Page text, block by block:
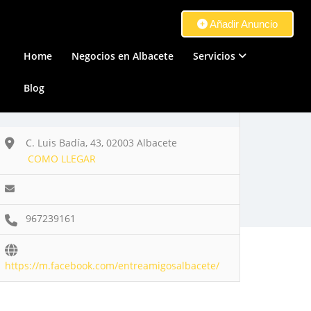
Añadir Anuncio
Home Negocios en Albacete Servicios
Blog
C. Luis Badía, 43, 02003 Albacete
COMO LLEGAR
967239161
https://m.facebook.com/entreamigosalbacete/